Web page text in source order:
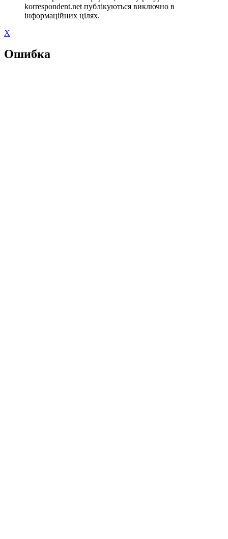
korrespondent.net публікуються виключно в
інформаційних цілях.
X
Ошибка